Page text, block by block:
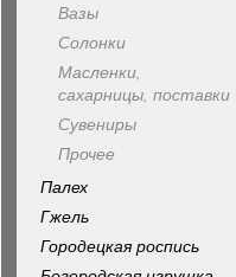
Вазы
Солонки
Масленки,
сахарницы, поставки
Сувениры
Прочее
Палех
Гжель
Городецкая роспись